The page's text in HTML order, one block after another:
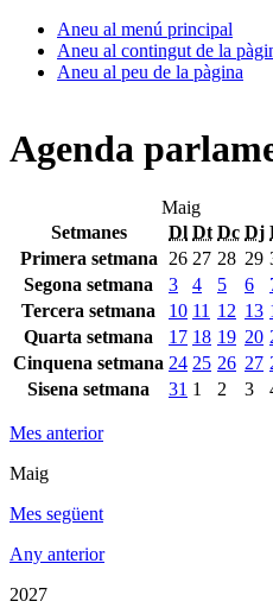
Aneu al menú principal
Aneu al contingut de la
Aneu al peu de la pàgina
Agenda
Maig
Setmanes
Dl Dt Dc Dj
Primera setmana
26 27 28 29
Segona setmana
3 4 5 6
Tercera setmana
10 11 12 13
Quarta setmana
17 18 19 20
Cinquena setmana 24 25 26 27
Sisena setmana
31 1 2 3
Mes anterior
Maig
Mes següent
Any anterior
2027